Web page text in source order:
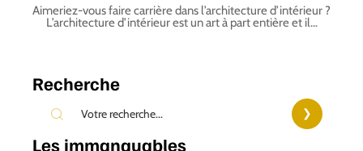
Aimeriez-vous faire carrière dans l’architecture d’intérieur ?
L’architecture d’intérieur est un art à part entière et il…
Recherche
Les immanquables